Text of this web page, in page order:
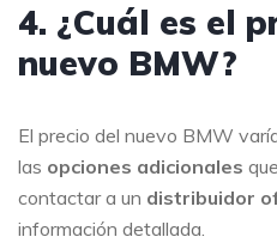
4. ¿Cuál es el
nuevo BMW?
El precio del nuevo BMW
las opciones adicionales
contactar a un distribuidor
información detallada.